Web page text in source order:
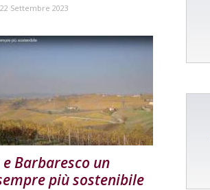
22 Settembre 2023
Barbaresco un
più sostenibile